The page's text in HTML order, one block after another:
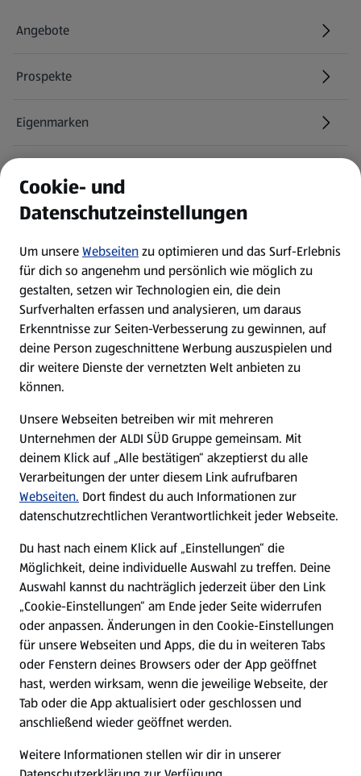
Angebote
Prospekte
Eigenmarken
Newsletter
WhatsApp
Über ALDI SÜD
Filialen
Nachhaltigkeit
Karriere
Presse
Hilfe & Kontakt
(öffnet in einem neuen Tab)
Unternehmen
Folge uns hier:
Cookie- und
Datenschutzeinstellungen
Um unsereWebseitenzu optimieren und das Surf-Erlebnis
für dich so angenehm und persönlich wie möglich zu
gestalten, setzen wir Technologien ein, die dein
Surfverhalten erfassen und analysieren, um daraus
Erkenntnisse zur Seiten-Verbesserung zu gewinnen, auf
deine Person zugeschnittene Werbung auszuspielen und
dir weitere Dienste der vernetzten Welt anbieten zu
können.
Unsere Webseiten betreiben wir mit mehreren
Unternehmen der ALDI SÜD Gruppe gemeinsam. Mit
deinem Klick auf „Alle bestätigen“ akzeptierst du alle
Verarbeitungen der unter diesem Link aufrufbaren
Webseiten. Dort findest du auch Informationen zur
datenschutzrechtlichen Verantwortlichkeit jeder Webseite.
Du hast nach einem Klick auf „Einstellungen“ die
Möglichkeit, deine individuelle Auswahl zu treffen. Deine
Auswahl kannst du nachträglich jederzeit über den Link
„Cookie-Einstellungen“ am Ende jeder Seite widerrufen
oder anpassen. Änderungen in den Cookie-Einstellungen
für unsere Webseiten und Apps, die du in weiteren Tabs
oder Fenstern deines Browsers oder der App geöffnet
hast, werden wirksam, wenn die jeweilige Webseite, der
Tab oder die App aktualisiert oder geschlossen und
anschließend wieder geöffnet werden.
Weitere Informationen stellen wir dir in unserer